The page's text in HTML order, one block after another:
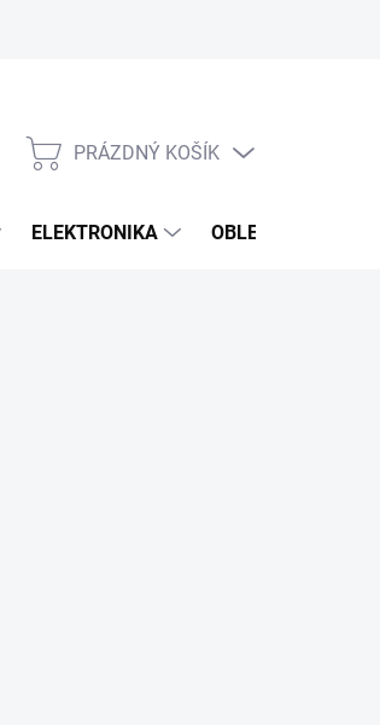
NÁKUPNÍ
PRÁZDNÝ KOŠÍK
ELEKTRONIKA OBLEČENÍ, OBUV